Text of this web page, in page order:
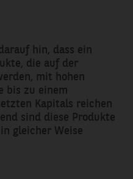
hin, dass ein
die auf der
mit hohen
bis zu einem
Kapitals reichen
sind diese Produkte
gleicher Weise